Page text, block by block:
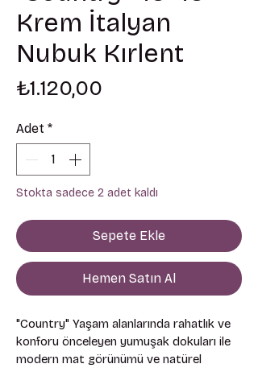
Krem İtalyan
Nubuk Kırlent
₺1.120,00
Adet *
Stokta sadece 2 adet kaldı
Sepete Ekle
Hemen Satın Al
"Country" Yaşam alanlarında rahatlık ve
konforu önceleyen yumuşak dokuları ile
modern mat görünümü ve natürel